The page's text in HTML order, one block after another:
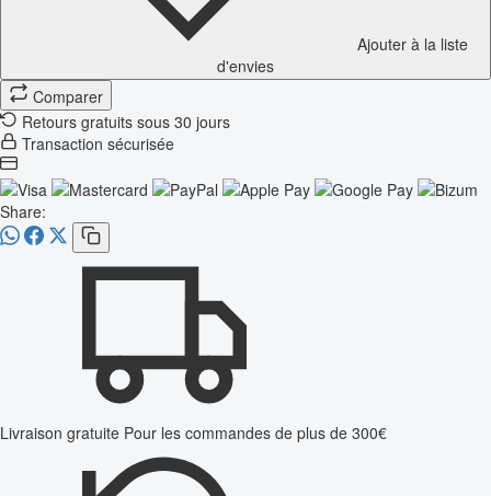
Ajouter à la liste
d'envies
Comparer
Retours gratuits sous 30 jours
Transaction sécurisée
Share:
Livraison gratuite Pour les commandes de plus de 300€